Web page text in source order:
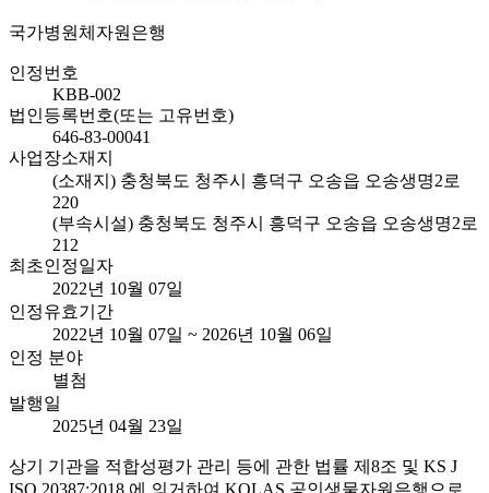
국가병원체자원은행
인정번호
KBB-002
법인등록번호(또는 고유번호)
646-83-00041
사업장소재지
(소재지) 충청북도 청주시 흥덕구 오송읍 오송생명2로
220
(부속시설) 충청북도 청주시 흥덕구 오송읍 오송생명2로
212
최초인정일자
2022년 10월 07일
인정유효기간
2022년 10월 07일 ~ 2026년 10월 06일
인정 분야
별첨
발행일
2025년 04월 23일
상기 기관을 적합성평가 관리 등에 관한 법률 제8조 및 KS J
ISO 20387:2018 에 의거하여 KOLAS 공인생물자원은행으로